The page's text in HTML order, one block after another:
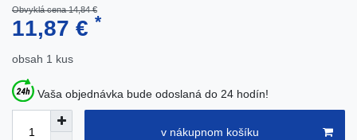
Obvyklá cena 14,84 €
11,87 € *
obsah 1 kus
Vaša objednávka bude odoslaná do 24 hodín!
v nákupnom košíku